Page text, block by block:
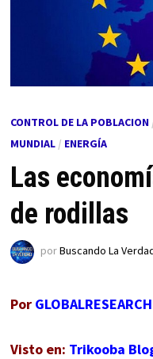
CONTROL DE LA POBLACION
MUNDIAL/ ENERGÍA
Las
de rodillas
porBuscando La
Por GLOBALRESEARCH
Visto en: Trikooba